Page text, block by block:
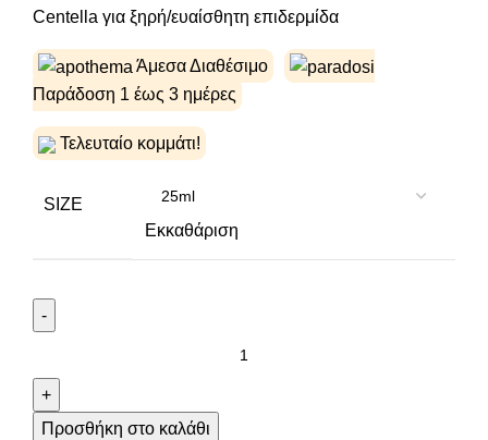
Centella για ξηρή/ευαίσθητη επιδερμίδα
Άμεσα Διαθέσιμο
Παράδοση 1 έως 3 ημέρες
Τελευταίο κομμάτι!
SIZE
Εκκαθάριση
Προσθήκη στο καλάθι